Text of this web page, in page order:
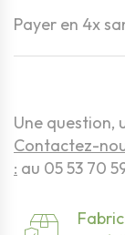
Payer en 4x
Une question,
Contactez-
: au 05 53 70